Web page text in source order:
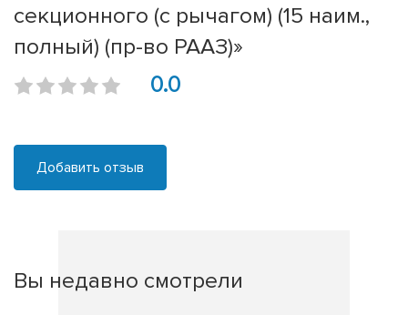
секционного (с рычагом) (15 наим.,
полный) (пр-во РААЗ)»
0.0
Добавить отзыв
Вы недавно смотрели